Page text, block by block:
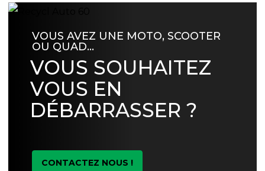
VOUS AVEZ UNE MOTO, SCOOTER
OU QUAD…
VOUS SOUHAITEZ
VOUS EN
DÉBARRASSER ?
CONTACTEZ NOUS !